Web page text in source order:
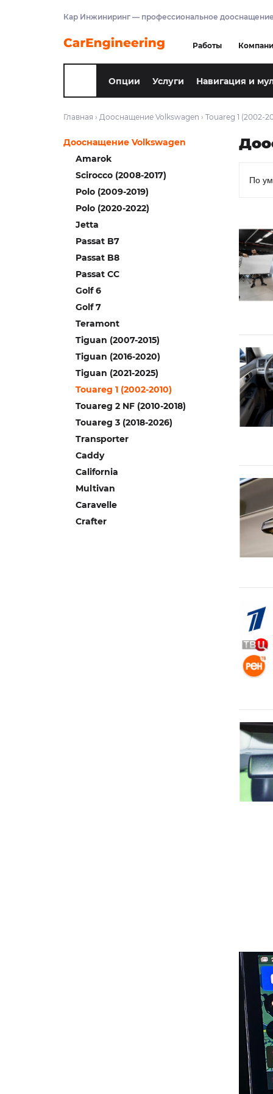
Кар Инжиниринг — профессиональное
Работы
Опции Услуги Навигация и
Главная › Дооснащение Volkswagen › Touareg 1 (2002-
Дооснащение Volkswagen
Amarok
Scirocco (2008-2017)
Polo (2009-2019)
Polo (2020-2022)
Jetta
Passat B7
Passat B8
Passat CC
Golf 6
Golf 7
Teramont
Tiguan (2007-2015)
Tiguan (2016-2020)
Tiguan (2021-2025)
Touareg 1 (2002-2010)
Touareg 2 NF (2010-2018)
Touareg 3 (2018-2026)
Transporter
Caddy
California
Multivan
Caravelle
Crafter